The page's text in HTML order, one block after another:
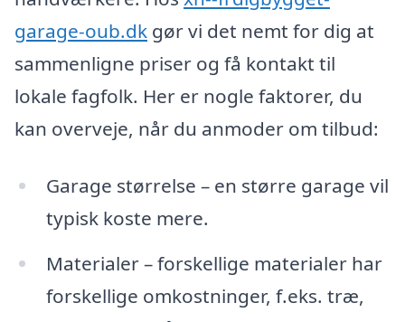
garage-oub.dk gør vi det nemt for dig at
sammenligne priser og få kontakt til
lokale fagfolk. Her er nogle faktorer, du
kan overveje, når du anmoder om tilbud:
Garage størrelse – en større garage vil
typisk koste mere.
Materialer – forskellige materialer har
forskellige omkostninger, f.eks. træ,